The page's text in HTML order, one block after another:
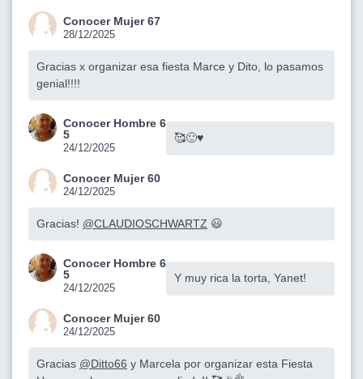
Conocer Mujer 67
28/12/2025
Gracias x organizar esa fiesta Marce y Dito, lo pasamos
genial!!!!
Conocer Hombre 6
5
24/12/2025
🥰🙂♥️
Conocer Mujer 60
24/12/2025
Gracias! @CLAUDIOSCHWARTZ 😃
Conocer Hombre 6
5
24/12/2025
Y muy rica la torta, Yanet!
Conocer Mujer 60
24/12/2025
Gracias @Ditto66 y Marcela por organizar esta Fiesta